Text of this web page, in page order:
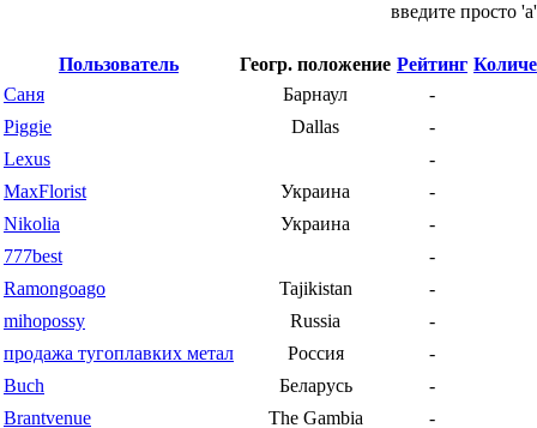
введите просто 'a'
Пользователь Геогр. положение Рейтинг
Саня
Барнаул
-
Piggie
Dallas
-
Lexus
-
MaxFlorist
Украина
-
Nikolia
Украина
-
777best
-
Ramongoago
Tajikistan
-
mihopossy
Russia
-
продажа тугоплавких метал
Россия
-
Buch
Беларусь
-
Brantvenue
The Gambia
-